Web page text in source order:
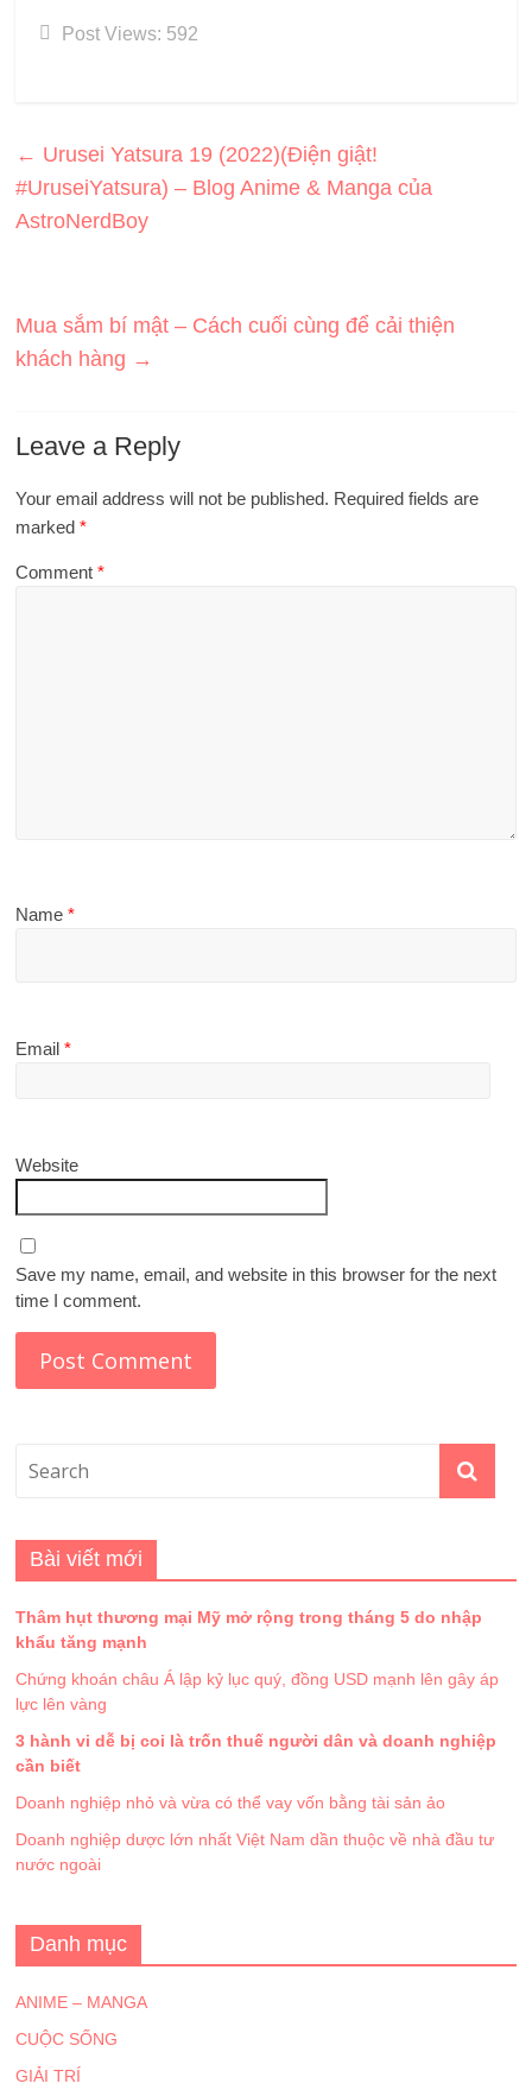
Post Views: 592
← Urusei Yatsura 19 (2022)(Điện giật!
#UruseiYatsura) – Blog Anime & Manga của
AstroNerdBoy
Mua sắm bí mật – Cách cuối cùng để cải thiện
khách hàng →
Leave a Reply
Your email address will not be published. Required fields are
marked*
Comment*
Name*
Email*
Website
Save my name, email, and website in this browser for the next
time I comment.
Bài viết mới
Thâm hụt thương mại Mỹ mở rộng trong tháng 5 do nhập
khẩu tăng mạnh
Chứng khoán châu Á lập kỷ lục quý, đồng USD mạnh lên gây áp
lực lên vàng
3 hành vi dễ bị coi là trốn thuế người dân và doanh nghiệp
cần biết
Doanh nghiệp nhỏ và vừa có thể vay vốn bằng tài sản ảo
Doanh nghiệp dược lớn nhất Việt Nam dần thuộc về nhà đầu tư
nước ngoài
Danh mục
ANIME – MANGA
CUỘC SỐNG
GIẢI TRÍ